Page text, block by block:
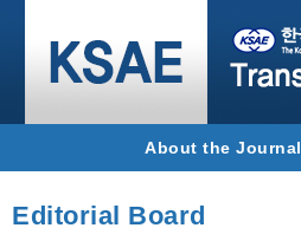
About the Journal
Editorial Board